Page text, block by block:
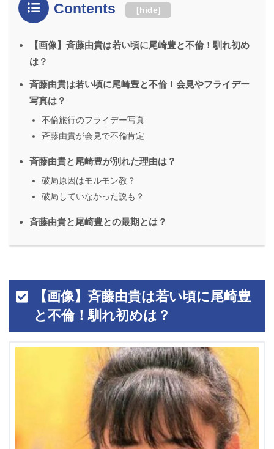
Contents [hide]
【画像】斉藤由貴は若い頃に尾崎豊と不倫！馴れ初め
は？
斉藤由貴は若い頃に尾崎豊と不倫！会見やフライデー
写真は？
不倫旅行のフライデー写真
斉藤由貴が会見で不倫肯定
斉藤由貴と尾崎豊が別れた理由は？
破局原因はモルモン教？
破局していなかった説も？
斉藤由貴と尾崎豊との最期とは？
【画像】斉藤由貴は若い頃に尾崎豊
と不倫！馴れ初めは？